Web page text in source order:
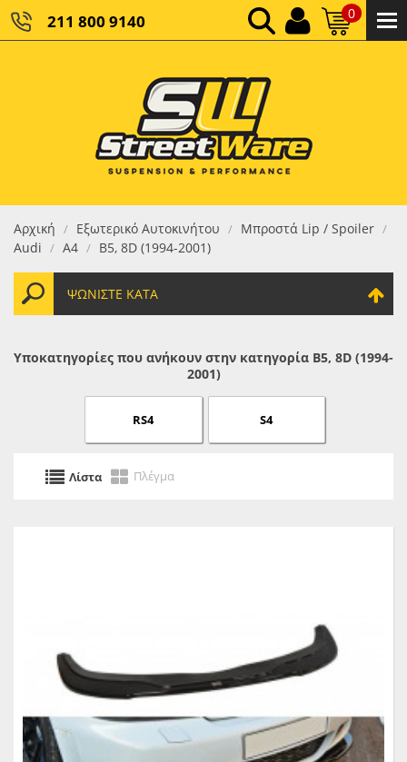
211 800 9140 0
ΚΑΘΑΡΌ ΣΎΝΟΛΟ:
ΤΕΛΙΚΌ ΣΎΝΟΛΟ:0,00 €
Αρχική / Εξωτερικό Αυτοκινήτου / Μπροστά Lip / Spoiler /
Audi / Α4 / B5, 8D (1994-2001)
ΨΩΝΊΣΤΕ ΚΑΤΆ
Υποκατηγορίες που ανήκουν στην κατηγορία B5, 8D (1994-
2001)
RS4 S4
Λίστα Πλέγμα